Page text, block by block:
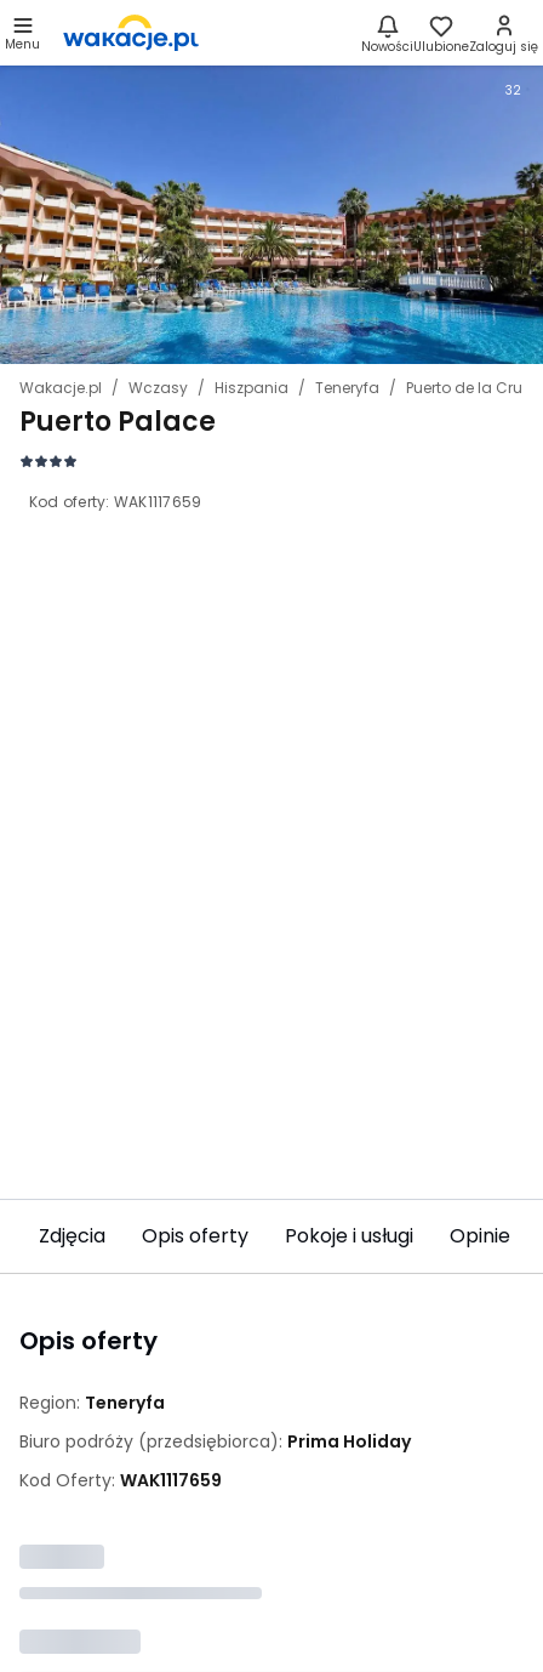
Menu NowościUlubioneZaloguj się
Wakacje.pl Wczasy Hiszpania Teneryfa Puerto de la Cruz
Puerto Palace
Kod oferty: WAK1117659
32
Zdjęcia Opis oferty Pokoje i usługi Opinie
Opis oferty
Region: Teneryfa
Biuro podróży (przedsiębiorca): Prima Holiday
Kod Oferty: WAK1117659